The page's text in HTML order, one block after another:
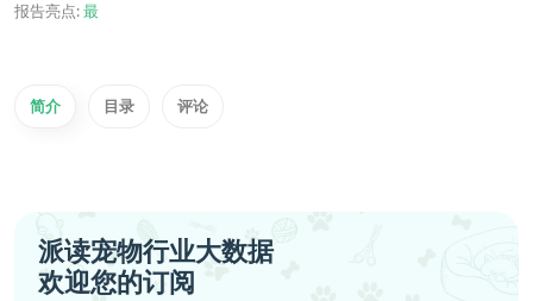
报告亮点:最
简介 目录 评论
派读宠物行业大数据
欢迎您的订阅